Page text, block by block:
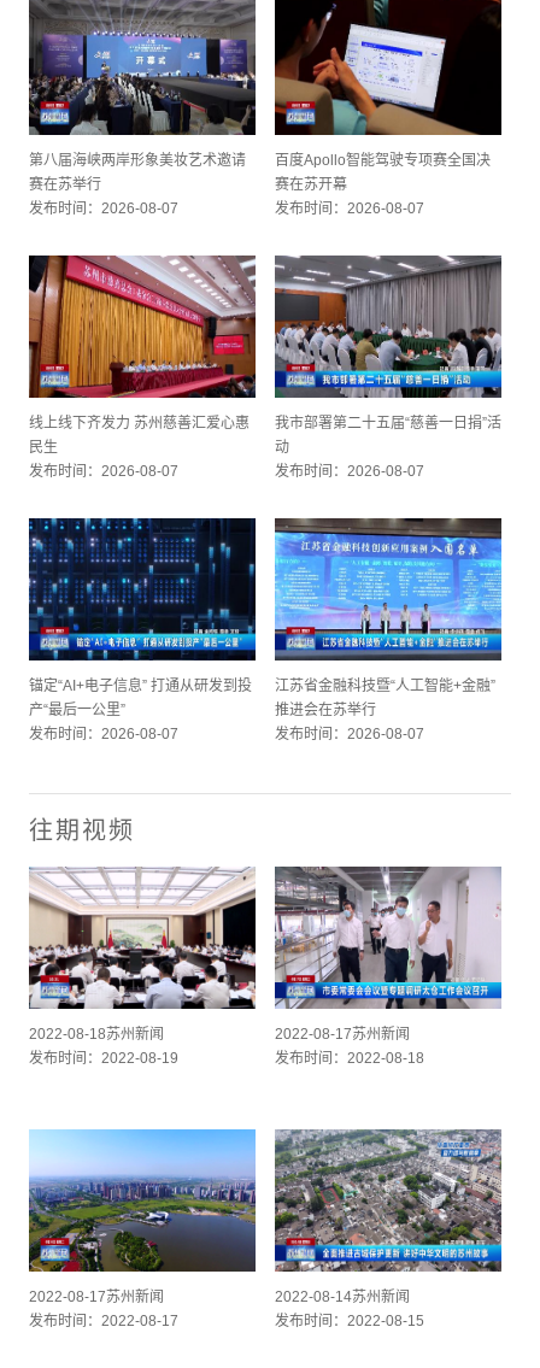
第八届海峡两岸形象美妆艺术邀请
赛在苏举行
发布时间：2026-08-07
百度Apollo智能驾驶专项赛全国决
赛在苏开幕
发布时间：2026-08-07
线上线下齐发力 苏州慈善汇爱心惠
民生
发布时间：2026-08-07
我市部署第二十五届“慈善一日捐”活
动
发布时间：2026-08-07
锚定“AI+电子信息” 打通从研发到投
产“最后一公里”
发布时间：2026-08-07
江苏省金融科技暨“人工智能+金融”
推进会在苏举行
发布时间：2026-08-07
往期视频
2022-08-18苏州新闻
发布时间：2022-08-19
2022-08-17苏州新闻
发布时间：2022-08-18
2022-08-17苏州新闻
发布时间：2022-08-17
2022-08-14苏州新闻
发布时间：2022-08-15